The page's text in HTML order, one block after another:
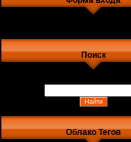
Поиск
Облако Тегов